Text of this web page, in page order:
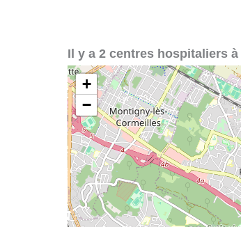
Il y a 2 centres hospitaliers
+
−